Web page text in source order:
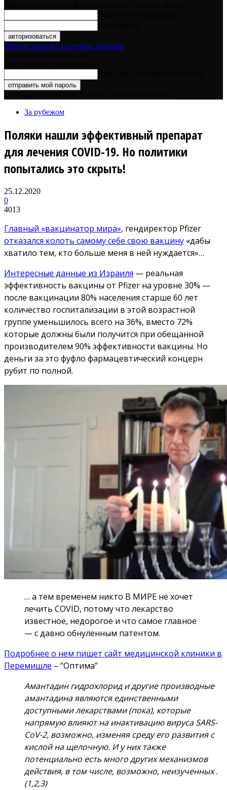
Забыли пароль? получить помощь
За рубежом
Поляки нашли эффективный препарат
для лечения COVID-19. Но политики
попытались это скрыть!
25.12.2020
0
4013
Главный «вакцинатор мира», гендиректор Pfizer
отказался колоть самому себе свою вакцину «дабы
хватило тем, кто больше меня в ней нуждается»…
Интересные данные из Израиля — реальная
эффективность вакцины от Pfizer на уровне 30% —
после вакцинации 80% населения старше 60 лет
количество госпитализации в этой возрастной
группе уменьшилось всего на 36%, вместо 72%
которые должны были получится при обещанной
производителем 90% эффективности вакцины. Но
деньги за это фуфло фармацевтический концерн
рубит по полной.
… а тем временем никто В МИРЕ не хочет
лечить COVID, потому что лекарство
известное, недорогое и что самое главное
— с давно обнуленным патентом.
Подробнее о нем пишет сайт медицинской клиники в
Перемишле – “Оптима”
Амантадин гидрохлорид и другие производные
амантадина являются единственными
доступными лекарствами (пока), которые
напрямую влияют на инактивацию вируса SARS-
CoV-2, возможно, изменяя среду его развития с
кислой на щелочную. И у них также
потенциально есть много других механизмов
действия, в том числе, возможно, неизученных .
(1,2,3)